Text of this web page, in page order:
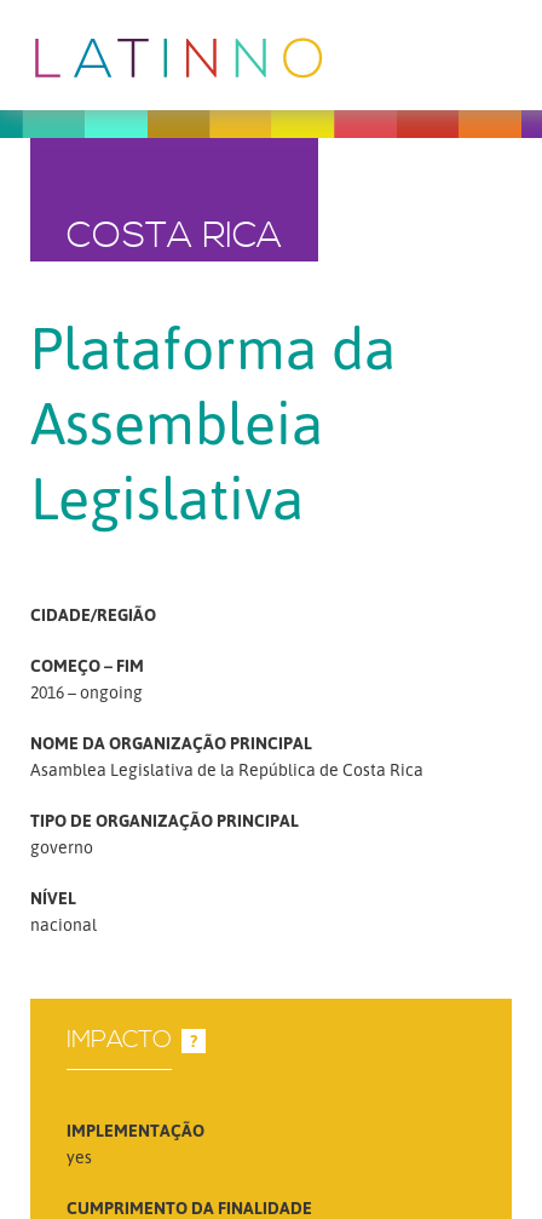
COSTA RICA
Plataforma da
Assembleia
Legislativa
CIDADE/REGIÃO
COMEÇO – FIM
2016 – ongoing
NOME DA ORGANIZAÇÃO PRINCIPAL
Asamblea Legislativa de la República de Costa Rica
TIPO DE ORGANIZAÇÃO PRINCIPAL
governo
NÍVEL
nacional
IMPACTO ?
IMPLEMENTAÇÃO
yes
CUMPRIMENTO DA FINALIDADE